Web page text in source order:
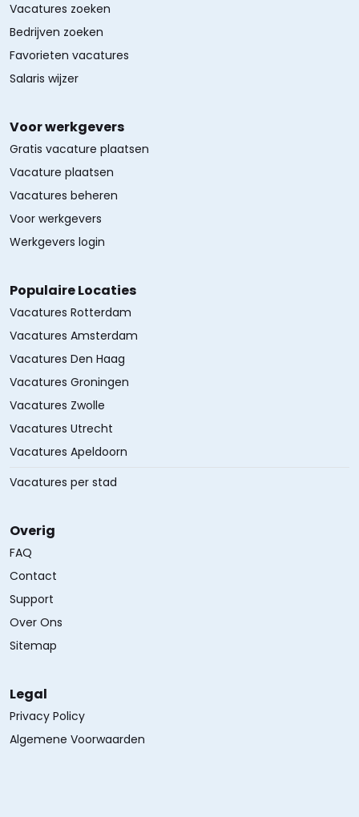
Vacatures zoeken
Bedrijven zoeken
Favorieten vacatures
Salaris wijzer
Voor werkgevers
Gratis vacature plaatsen
Vacature plaatsen
Vacatures beheren
Voor werkgevers
Werkgevers login
Populaire Locaties
Vacatures Rotterdam
Vacatures Amsterdam
Vacatures Den Haag
Vacatures Groningen
Vacatures Zwolle
Vacatures Utrecht
Vacatures Apeldoorn
Vacatures per stad
Overig
FAQ
Contact
Support
Over Ons
Sitemap
Legal
Privacy Policy
Algemene Voorwaarden